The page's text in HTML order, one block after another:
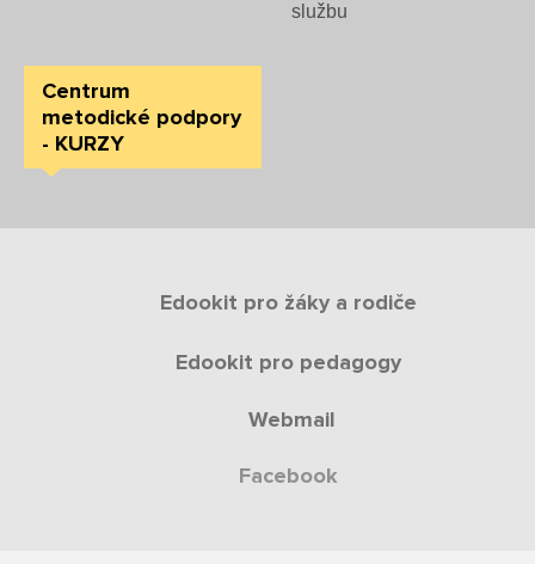
službu
Centrum
metodické podpory
- KURZY
Edookit pro žáky a rodiče
Edookit pro pedagogy
Webmail
Facebook